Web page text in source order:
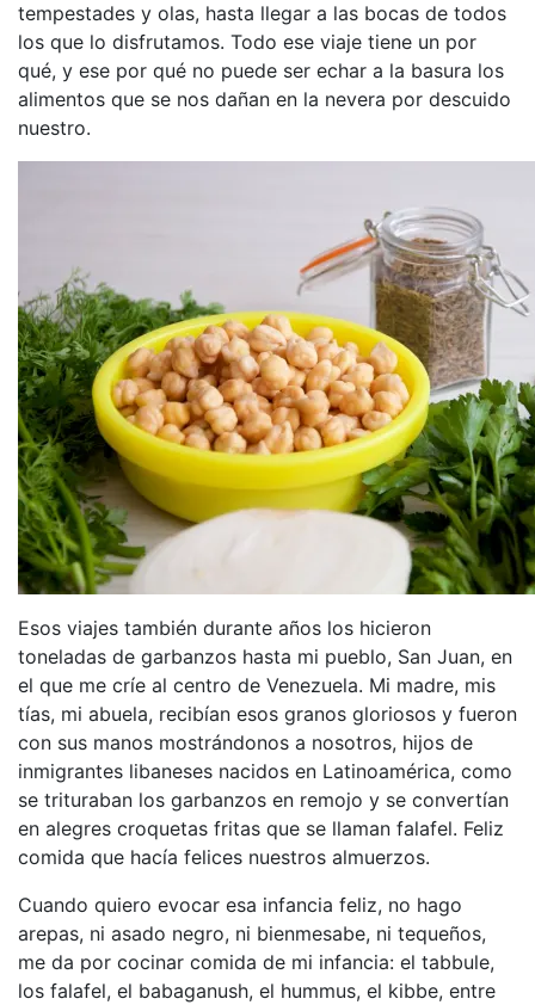
tempestades y olas, hasta llegar a las bocas de todos
los que lo disfrutamos. Todo ese viaje tiene un por
qué, y ese por qué no puede ser echar a la basura los
alimentos que se nos dañan en la nevera por descuido
nuestro.
Esos viajes también durante años los hicieron
toneladas de garbanzos hasta mi pueblo, San Juan, en
el que me críe al centro de Venezuela. Mi madre, mis
tías, mi abuela, recibían esos granos gloriosos y fueron
con sus manos mostrándonos a nosotros, hijos de
inmigrantes libaneses nacidos en Latinoamérica, como
se trituraban los garbanzos en remojo y se convertían
en alegres croquetas fritas que se llaman falafel. Feliz
comida que hacía felices nuestros almuerzos.
Cuando quiero evocar esa infancia feliz, no hago
arepas, ni asado negro, ni bienmesabe, ni tequeños,
me da por cocinar comida de mi infancia: el tabbule,
los falafel, el babaganush, el hummus, el kibbe, entre